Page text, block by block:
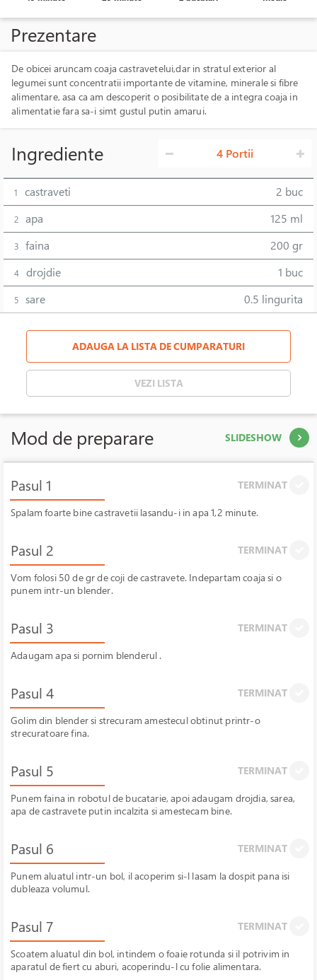
Prezentare
De obicei aruncam coaja castravetelui,dar in stratul exterior al
legumei sunt concentratii importante de vitamine, minerale si fibre
alimentare, asa ca am descoperit o posibilitate de a integra coaja in
alimentatie fara sa-i simt gustul putin amarui.
Ingrediente 4 Portii
1 castraveti 2 buc
2 apa 125 ml
3 faina 200 gr
4 drojdie 1 buc
5 sare 0.5 lingurita
ADAUGA LA LISTA DE CUMPARATURI
VEZI LISTA
Mod de preparare SLIDESHOW
Pasul 1 TERMINAT
Spalam foarte bine castravetii lasandu-i in apa 1,2 minute.
Pasul 2 TERMINAT
Vom folosi 50 de gr de coji de castravete. Indepartam coaja si o
punem intr-un blender.
Pasul 3 TERMINAT
Adaugam apa si pornim blenderul .
Pasul 4 TERMINAT
Golim din blender si strecuram amestecul obtinut printr-o
strecuratoare fina.
Pasul 5 TERMINAT
Punem faina in robotul de bucatarie, apoi adaugam drojdia, sarea,
apa de castravete putin incalzita si amestecam bine.
Pasul 6 TERMINAT
Punem aluatul intr-un bol, il acoperim si-l lasam la dospit pana isi
dubleaza volumul.
Pasul 7 TERMINAT
Scoatem aluatul din bol, intindem o foaie rotunda si il potrivim in
aparatul de fiert cu aburi, acoperindu-l cu folie alimentara.